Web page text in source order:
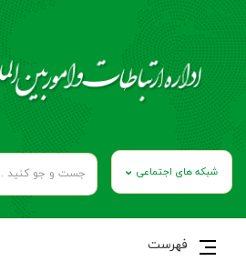
شبکه های اجتماعی
فهرست